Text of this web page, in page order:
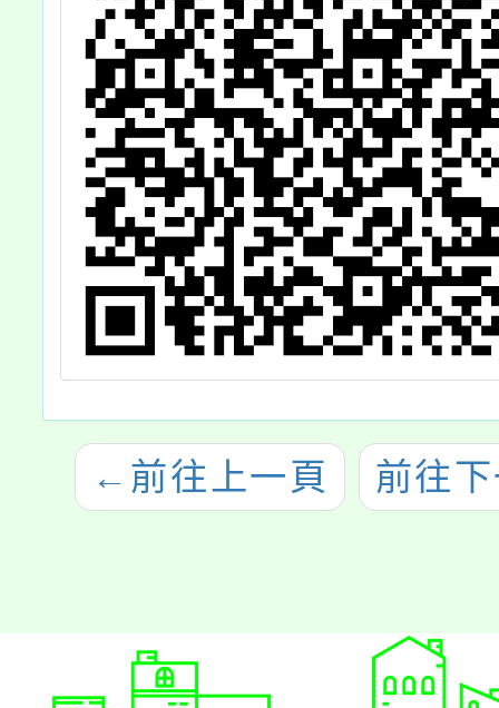
← 前往上一頁 前往